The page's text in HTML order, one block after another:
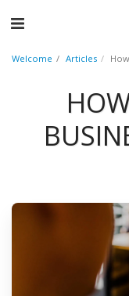
Welcome Articles